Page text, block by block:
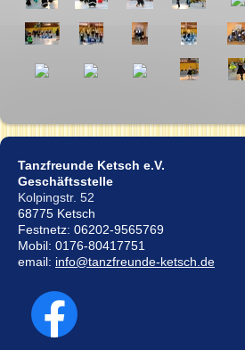
Tanzfreunde Ketsch e.V.
Geschäftsstelle
Kolpingstr. 52
68775 Ketsch
Festnetz: 06202-9565769
Mobil: 0176-80417751
email: info@tanzfreunde-ketsch.de